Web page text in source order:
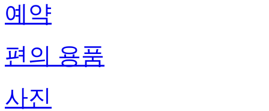
예약
편의 용품
사진